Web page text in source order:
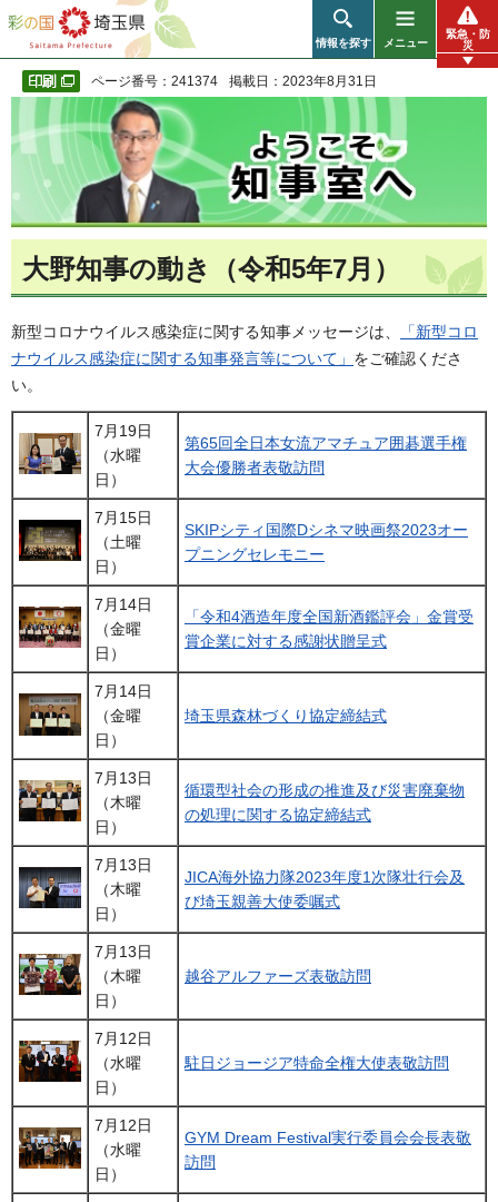
彩の国 埼玉県
情報を探す メニュー
緊急・防
災
ページ番号：241374 掲載日：2023年8月31日
大野知事の動き（令和5年7月）
新型コロナウイルス感染症に関する知事メッセージは、
「新型コロ
ナウイルス感染症に関する知事発言等について」 をご確認くださ
い。
7月19日
（水曜
日）
第65回全日本女流アマチュア囲碁選手権
大会優勝者表敬訪問
7月15日
（土曜
日）
SKIPシティ国際Dシネマ映画祭2023オー
プニングセレモニー
7月14日
（金曜
日）
「令和4酒造年度全国新酒鑑評会」金賞受
賞企業に対する感謝状贈呈式
7月14日
（金曜
日）
埼玉県森林づくり協定締結式
7月13日
（木曜
日）
循環型社会の形成の推進及び災害廃棄物
の処理に関する協定締結式
7月13日
（木曜
日）
JICA海外協力隊2023年度1次隊壮行会及
び埼玉親善大使委嘱式
7月13日
（木曜
日）
越谷アルファーズ表敬訪問
7月12日
（水曜
日）
駐日ジョージア特命全権大使表敬訪問
7月12日
（水曜
日）
GYM Dream Festival実行委員会会長表敬
訪問